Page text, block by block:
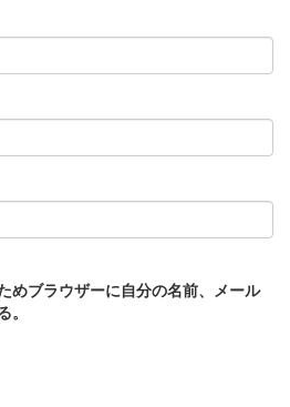
めブラウザーに自分の名前、メール